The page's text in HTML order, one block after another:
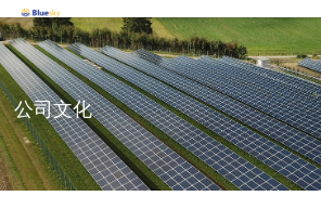
公司文化